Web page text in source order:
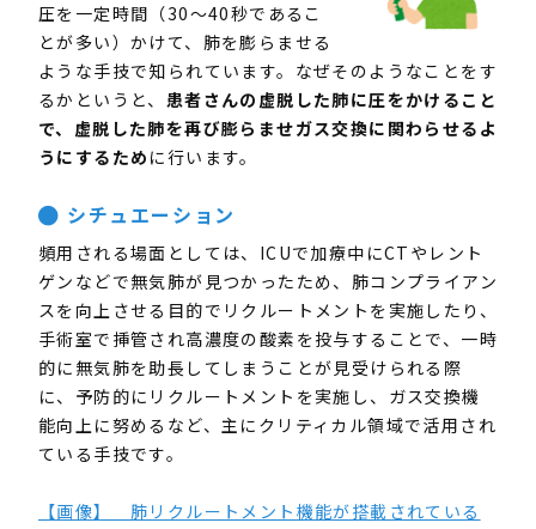
圧を一定時間（30～40秒であるこ
とが多い）かけて、肺を膨らませる
ような手技で知られています。 なぜそのようなことをす
るかというと、 患者さんの虚脱した肺に圧をかけること
で、虚脱した肺を再び膨らませガス交換に関わらせるよ
うにするため に行います。
シチュエーション
頻用される場面としては、ICUで加療中にCTやレント
ゲンなどで無気肺が見つかったため、肺コンプライアン
スを向上させる目的でリクルートメントを実施したり、
手術室で挿管され高濃度の酸素を投与することで、一時
的に無気肺を助長してしまうことが見受けられる際
に、予防的にリクルートメントを実施し、ガス交換機
能向上に努めるなど、主にクリティカル領域で活用され
ている手技です。
【画像】 肺リクルートメント機能が搭載されている